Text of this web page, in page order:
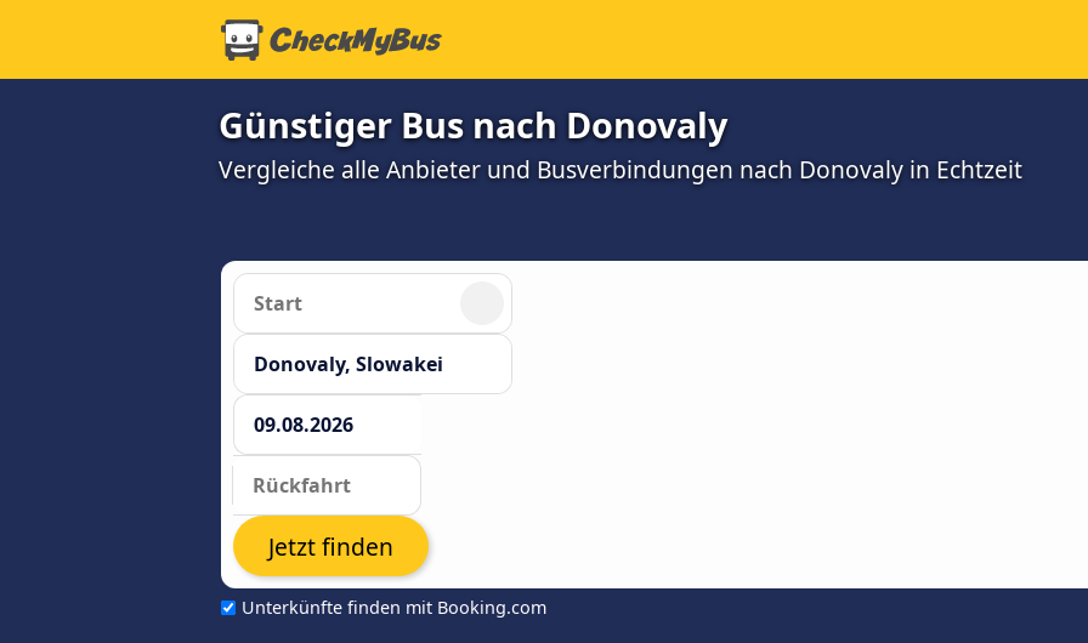
Günstiger Bus nach Donovaly
Vergleiche alle Anbieter und Busverbindungen nach Donovaly in Echtzeit
Unterkünfte finden mit Booking.com
Jetzt finden